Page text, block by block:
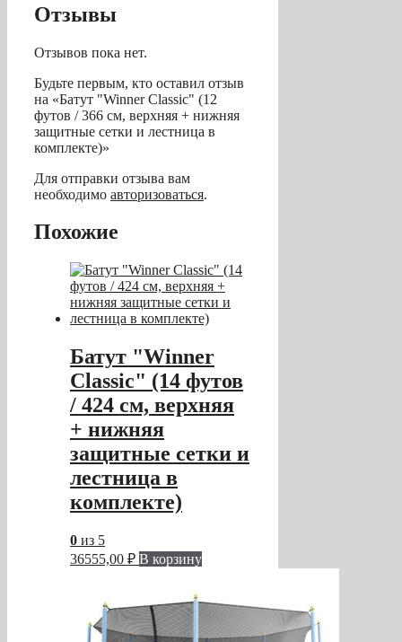
Отзывы
Отзывов пока нет.
Будьте первым, кто оставил отзыв
на «Батут "Winner Classic" (12
футов / 366 см, верхняя + нижняя
защитные сетки и лестница в
комплекте)»
Для отправки отзыва вам
необходимо авторизоваться.
Похожие
Батут "Winner
Classic" (14 футов
/ 424 см, верхняя
+ нижняя
защитные сетки и
лестница в
комплекте)
0 из 5
36555,00 ₽ В корзину